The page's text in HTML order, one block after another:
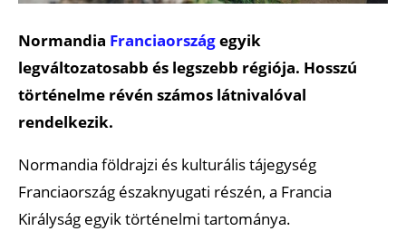
Normandia Franciaországegyik
legváltozatosabb és legszebb régiója. Hosszú
történelme révén számos látnivalóval
rendelkezik.
Normandia földrajzi és kulturális tájegység
Franciaország északnyugati részén, a Francia
Királyság egyik történelmi tartománya.